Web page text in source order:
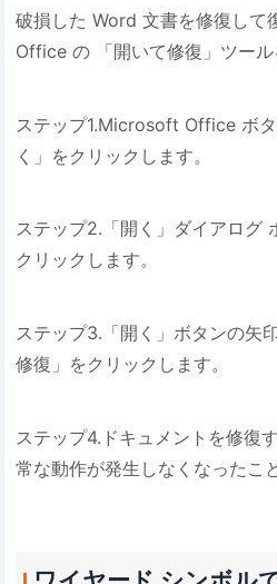
破損した Word 文書を修復し
Office の 「開いて修復」ツール
ステップ1.Microsoft Office ボ
く」をクリックします。
ステップ2.「開く」ダイアログ
クリックします。
ステップ3.「開く」ボタンの矢
修復」をクリックします。
ステップ4.ドキュメントを修復
常な動作が発生しなくなったこ